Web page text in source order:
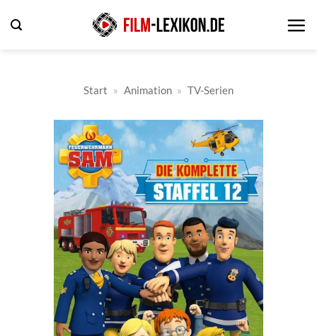
Inhalt
Start » Animation » TV-Serien